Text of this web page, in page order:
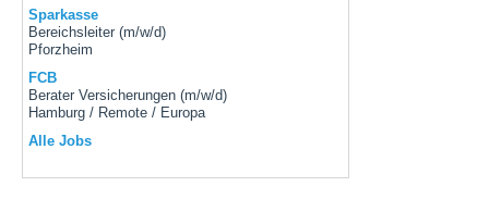
Sparkasse
Bereichsleiter (m/w/d)
Pforzheim
FCB
Berater Versicherungen (m/w/d)
Hamburg / Remote / Europa
Alle Jobs